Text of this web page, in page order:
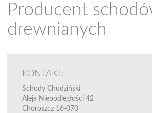
Producent
drewnianych
KONTAKT:
Schody Chudziński
Aleja Niepodległości 42
Choroszcz 16-070